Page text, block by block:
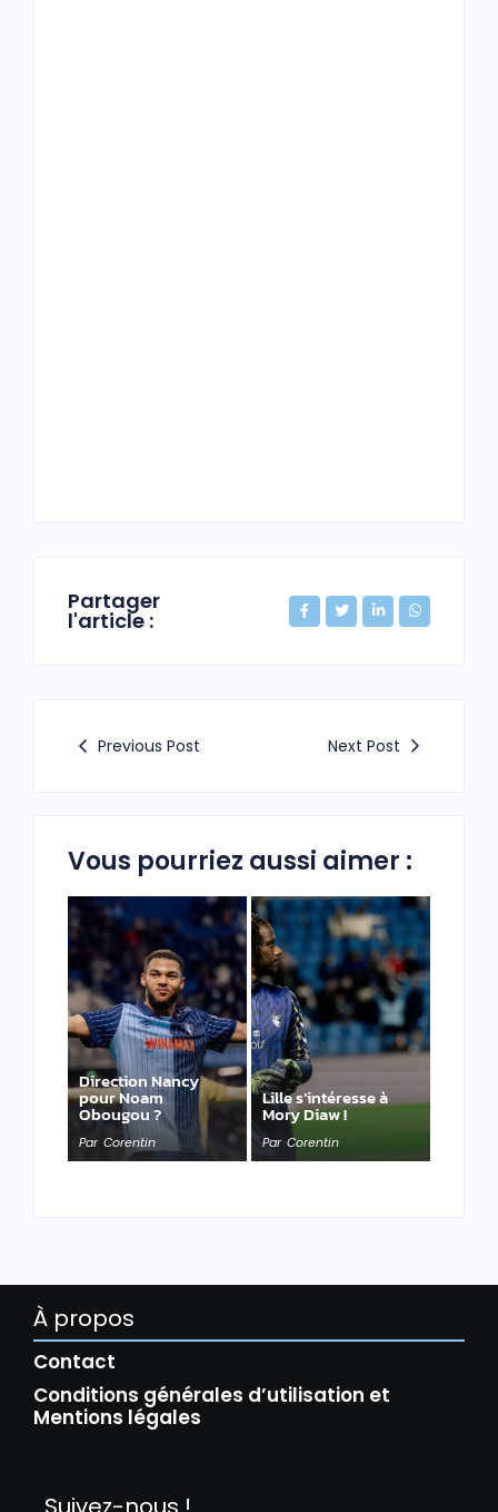
Partager
l'article :
Previous Post Next Post
Vous pourriez aussi aimer :
Direction Nancy
pour Noam
Obougou ?
Par Corentin
Lille s’intéresse à
Mory Diaw !
Par Corentin
À propos
Contact
Conditions générales d’utilisation et
Mentions légales